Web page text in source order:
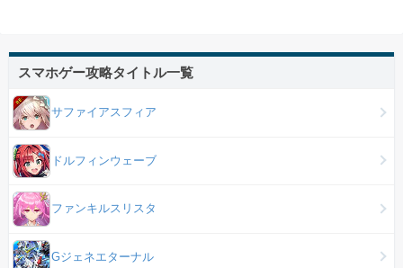
スマホゲー攻略タイトル一覧
サファイアスフィア
ドルフィンウェーブ
ファンキルスリスタ
Gジェネエターナル